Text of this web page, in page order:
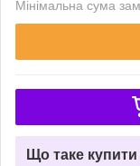
Мінімальна сума
Що таке